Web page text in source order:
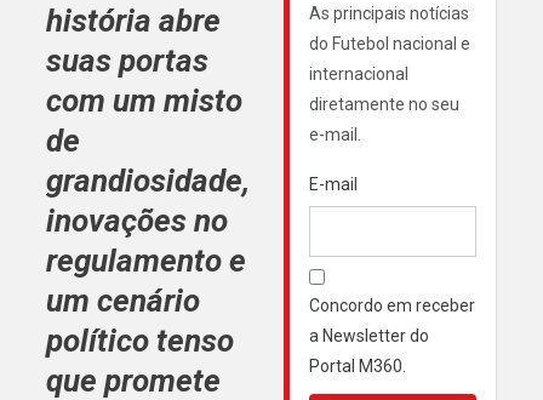
história abre
suas portas
com um misto
de
grandiosidade,
inovações no
regulamento e
um cenário
político tenso
que promete
As principais notícias
do Futebol nacional e
internacional
diretamente no seu
e-mail.
E-mail
Concordo em receber
a Newsletter do
Portal M360.